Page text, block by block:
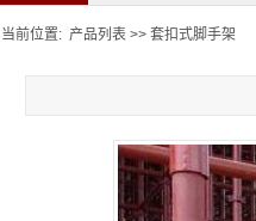
当前位置: 产品列表 >> 套扣式脚手架